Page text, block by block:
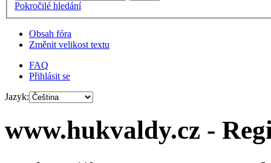
Pokročilé hledání
Obsah fóra
Změnit velikost textu
FAQ
Přihlásit se
Jazyk:
www.hukvaldy.cz -